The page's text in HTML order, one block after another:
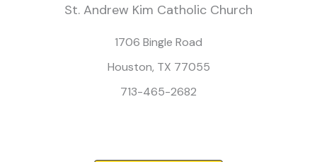
St. Andrew Kim Catholic Church
1706 Bingle Road
Houston, TX 77055
713-465-2682